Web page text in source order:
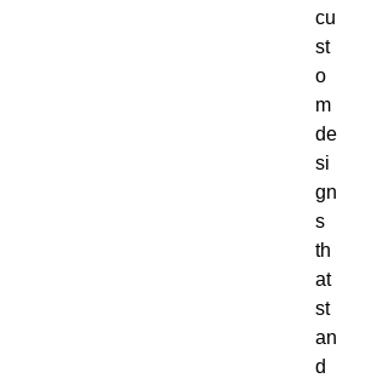
cu
st
o
m
de
si
gn
s
th
at
st
an
d